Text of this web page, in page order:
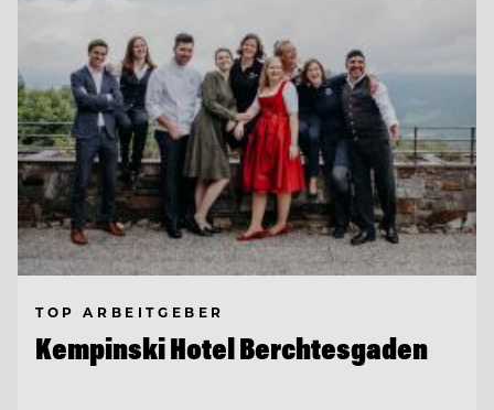
TOP ARBEITGEBER
Kempinski Hotel Berchtesgaden